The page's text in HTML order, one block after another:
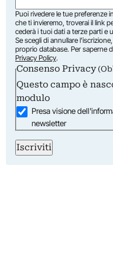
Puoi rivedere le tue preferenze
che ti invieremo, troverai il link
cederà i tuoi dati a terze parti e
Se scegli di annullare
proprio database. Per saperne
Privacy Policy.
Questo campo è
modulo
Consenso Privacy
Presa visione
newsletter
Iscriviti